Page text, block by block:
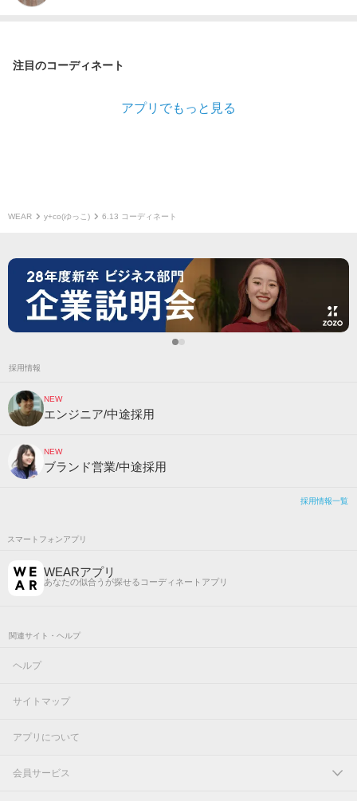
注目のコーディネート
アプリでもっと見る
WEAR y+co(ゆっこ) 6.13 コーディネート
採用情報
NEW
エンジニア/中途採用
NEW
ブランド営業/中途採用
採用情報一覧
スマートフォンアプリ
WEARアプリ
あなたの似合うが探せるコーディネートアプリ
関連サイト・ヘルプ
ヘルプ
サイトマップ
アプリについて
会員サービス